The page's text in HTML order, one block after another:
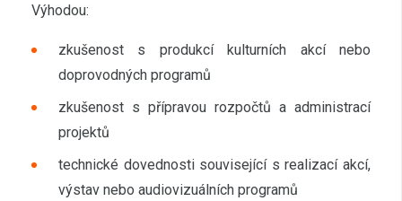
Výhodou:
zkušenost s produkcí kulturních akcí nebo
doprovodných programů
zkušenost s přípravou rozpočtů a administrací
projektů
technické dovednosti související s realizací akcí,
výstav nebo audiovizuálních programů